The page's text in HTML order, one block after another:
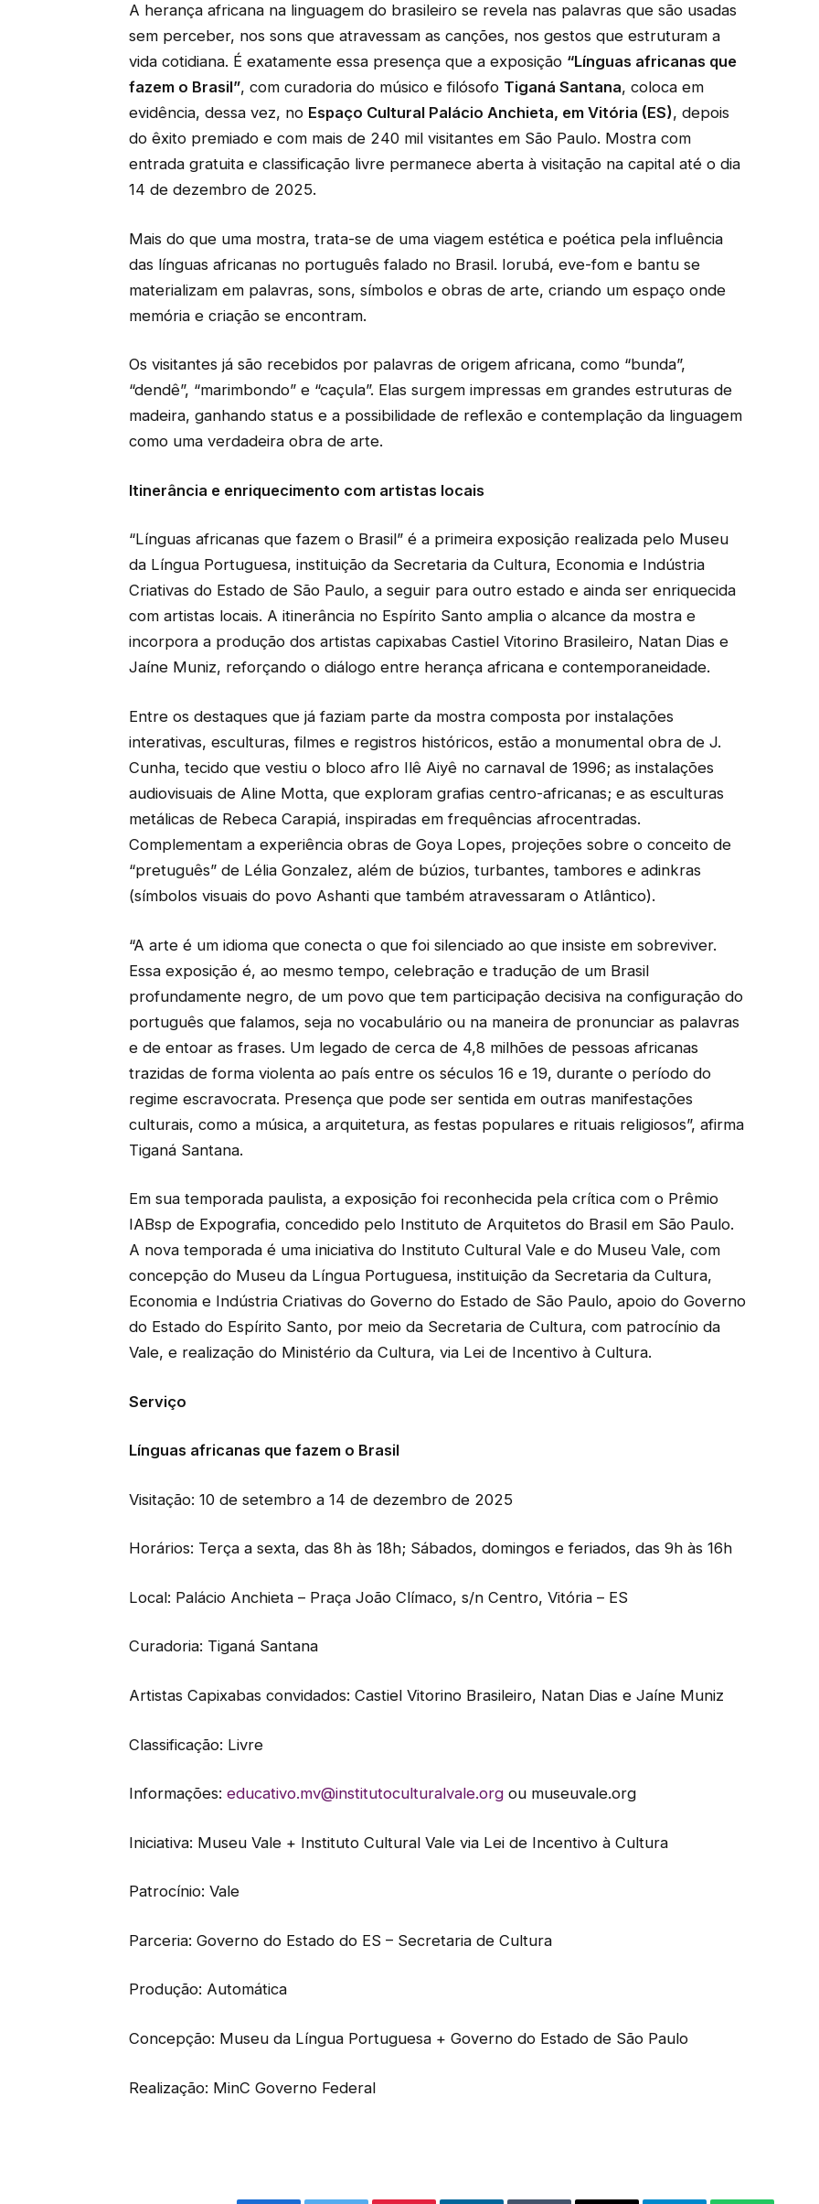
A herança africana na linguagem do brasileiro se revela nas palavras que são usadas
sem perceber, nos sons que atravessam as canções, nos gestos que estruturam a
vida cotidiana. É exatamente essa presença que a exposição “Línguas africanas que
fazem o Brasil”, com curadoria do músico e filósofo Tiganá Santana, coloca em
evidência, dessa vez, no Espaço Cultural Palácio Anchieta, em Vitória (ES), depois
do êxito premiado e com mais de 240 mil visitantes em São Paulo. Mostra com
entrada gratuita e classificação livre permanece aberta à visitação na capital até o dia
14 de dezembro de 2025.
Mais do que uma mostra, trata-se de uma viagem estética e poética pela influência
das línguas africanas no português falado no Brasil. Iorubá, eve-fom e bantu se
materializam em palavras, sons, símbolos e obras de arte, criando um espaço onde
memória e criação se encontram.
Os visitantes já são recebidos por palavras de origem africana, como “bunda”,
“dendê”, “marimbondo” e “caçula”. Elas surgem impressas em grandes estruturas de
madeira, ganhando status e a possibilidade de reflexão e contemplação da linguagem
como uma verdadeira obra de arte.
Itinerância e enriquecimento com artistas locais
“Línguas africanas que fazem o Brasil” é a primeira exposição realizada pelo Museu
da Língua Portuguesa, instituição da Secretaria da Cultura, Economia e Indústria
Criativas do Estado de São Paulo, a seguir para outro estado e ainda ser enriquecida
com artistas locais. A itinerância no Espírito Santo amplia o alcance da mostra e
incorpora a produção dos artistas capixabas Castiel Vitorino Brasileiro, Natan Dias e
Jaíne Muniz, reforçando o diálogo entre herança africana e contemporaneidade.
Entre os destaques que já faziam parte da mostra composta por instalações
interativas, esculturas, filmes e registros históricos, estão a monumental obra de J.
Cunha, tecido que vestiu o bloco afro Ilê Aiyê no carnaval de 1996; as instalações
audiovisuais de Aline Motta, que exploram grafias centro-africanas; e as esculturas
metálicas de Rebeca Carapiá, inspiradas em frequências afrocentradas.
Complementam a experiência obras de Goya Lopes, projeções sobre o conceito de
“pretuguês” de Lélia Gonzalez, além de búzios, turbantes, tambores e adinkras
(símbolos visuais do povo Ashanti que também atravessaram o Atlântico).
“A arte é um idioma que conecta o que foi silenciado ao que insiste em sobreviver.
Essa exposição é, ao mesmo tempo, celebração e tradução de um Brasil
profundamente negro, de um povo que tem participação decisiva na configuração do
português que falamos, seja no vocabulário ou na maneira de pronunciar as palavras
e de entoar as frases. Um legado de cerca de 4,8 milhões de pessoas africanas
trazidas de forma violenta ao país entre os séculos 16 e 19, durante o período do
regime escravocrata. Presença que pode ser sentida em outras manifestações
culturais, como a música, a arquitetura, as festas populares e rituais religiosos”, afirma
Tiganá Santana.
Em sua temporada paulista, a exposição foi reconhecida pela crítica com o Prêmio
IABsp de Expografia, concedido pelo Instituto de Arquitetos do Brasil em São Paulo.
A nova temporada é uma iniciativa do Instituto Cultural Vale e do Museu Vale, com
concepção do Museu da Língua Portuguesa, instituição da Secretaria da Cultura,
Economia e Indústria Criativas do Governo do Estado de São Paulo, apoio do Governo
do Estado do Espírito Santo, por meio da Secretaria de Cultura, com patrocínio da
Vale, e realização do Ministério da Cultura, via Lei de Incentivo à Cultura.
Serviço
Línguas africanas que fazem o Brasil
Visitação: 10 de setembro a 14 de dezembro de 2025
Horários: Terça a sexta, das 8h às 18h; Sábados, domingos e feriados, das 9h às 16h
Local: Palácio Anchieta – Praça João Clímaco, s/n Centro, Vitória – ES
Curadoria: Tiganá Santana
Artistas Capixabas convidados: Castiel Vitorino Brasileiro, Natan Dias e Jaíne Muniz
Classificação: Livre
Informações: educativo.mv@institutoculturalvale.orgou museuvale.org
Iniciativa: Museu Vale + Instituto Cultural Vale via Lei de Incentivo à Cultura
Patrocínio: Vale
Parceria: Governo do Estado do ES – Secretaria de Cultura
Produção: Automática
Concepção: Museu da Língua Portuguesa + Governo do Estado de São Paulo
Realização: MinC Governo Federal